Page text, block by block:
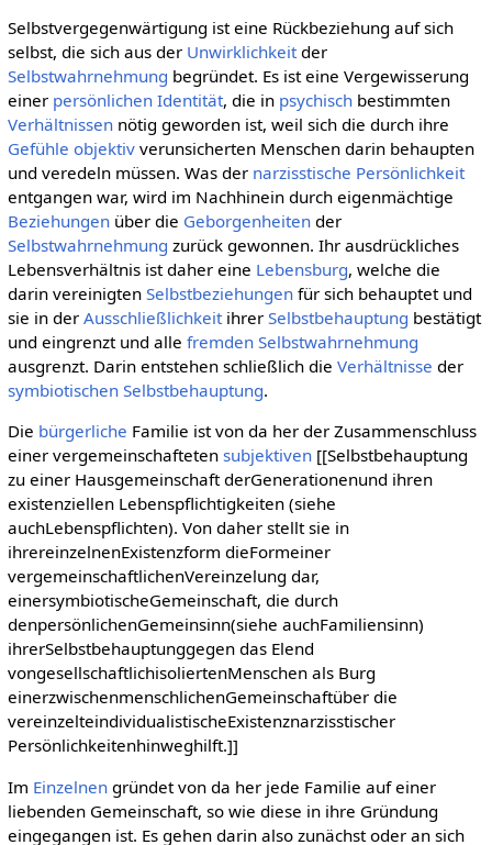
Selbstvergegenwärtigung ist eine Rückbeziehung auf sich
selbst, die sich aus der Unwirklichkeitder
Selbstwahrnehmung begründet. Es ist eine Vergewisserung
einer persönlichen Identität, die in psychischbestimmten
Verhältnissennötig geworden ist, weil sich die durch ihre
Gefühle objektivverunsicherten Menschen darin behaupten
und veredeln müssen. Was der narzisstische Persönlichkeit
entgangen war, wird im Nachhinein durch eigenmächtige
Beziehungenüber die Geborgenheitender
Selbstwahrnehmung zurück gewonnen. Ihr ausdrückliches
Lebensverhältnis ist daher eine Lebensburg, welche die
darin vereinigten Selbstbeziehungenfür sich behauptet und
sie in der Ausschließlichkeitihrer Selbstbehauptung bestätigt
und eingrenzt und alle fremden Selbstwahrnehmung
ausgrenzt. Darin entstehen schließlich die Verhältnisse der
symbiotischen Selbstbehauptung.
Die bürgerliche Familie ist von da her der Zusammenschluss
einer vergemeinschafteten subjektiven[[Selbstbehauptung
zu einer Hausgemeinschaft derGenerationenund ihren
existenziellen Lebenspflichtigkeiten (siehe
auchLebenspflichten). Von daher stellt sie in
ihrereinzelnenExistenzform dieFormeiner
vergemeinschaftlichenVereinzelung dar,
einersymbiotischeGemeinschaft, die durch
denpersönlichenGemeinsinn(siehe auchFamiliensinn)
ihrerSelbstbehauptunggegen das Elend
vongesellschaftlichisoliertenMenschen als Burg
einerzwischenmenschlichenGemeinschaftüber die
vereinzelteindividualistischeExistenznarzisstischer
Persönlichkeitenhinweghilft.]]
Im Einzelnengründet von da her jede Familie auf einer
liebenden Gemeinschaft, so wie diese in ihre Gründung
eingegangen ist. Es gehen darin also zunächst oder an sich